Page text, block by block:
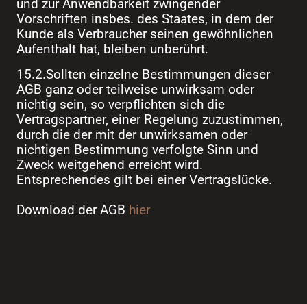
und zur Anwendbarkeit zwingender
Vorschriften insbes. des Staates, in dem der
Kunde als Verbraucher seinen gewöhnlichen
Aufenthalt hat, bleiben unberührt.
15.2.Sollten einzelne Bestimmungen dieser
AGB ganz oder teilweise unwirksam oder
nichtig sein, so verpflichten sich die
Vertragspartner, einer Regelung zuzustimmen,
durch die der mit der unwirksamen oder
nichtigen Bestimmung verfolgte Sinn und
Zweck weitgehend erreicht wird.
Entsprechendes gilt bei einer Vertragslücke.
Download der AGB hier